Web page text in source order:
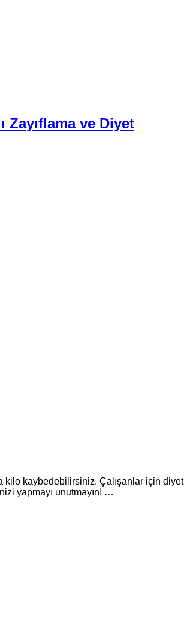
Zayıflama ve Diyet
kilo kaybedebilirsiniz. Çalışanlar için diyet
yapmayı unutmayın! …